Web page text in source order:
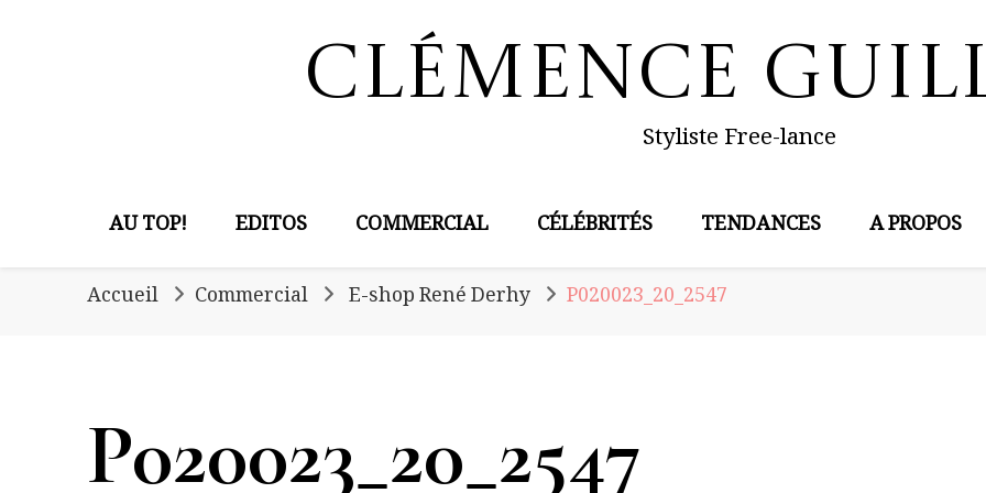
Clémence
Styliste Free-lance
AU TOP! EDITOS COMMERCIAL CÉLÉBRITÉS TENDANCES A PROPOS
Accueil Commercial E-shop René Derhy P020023_20_2547
P020023_20_2547